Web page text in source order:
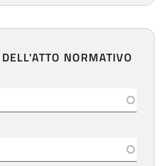
NORMATIVO